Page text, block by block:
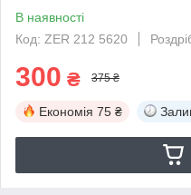
В наявності
Код: ZER 212 5620
300 ₴ 375 ₴
Економія 75 ₴